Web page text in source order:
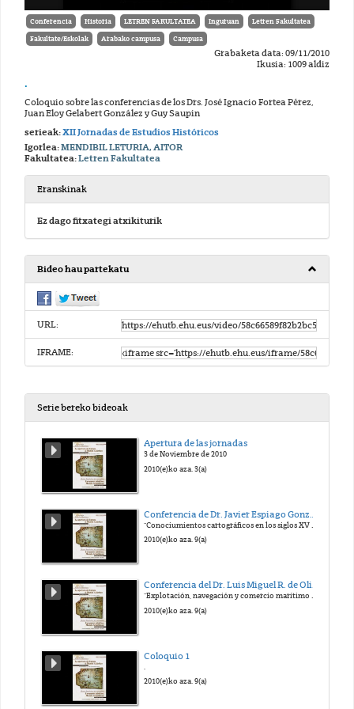
Conferencia Historia LETREN FAKULTATEA Inguruan Letren Fakultatea
Fakultate/Eskolak Arabako campusa Campusa
Grabaketa data: 09/11/2010
Ikusia: 1009 aldiz
.
Coloquio sobre las conferencias de los Drs. José Ignacio Fortea Pérez,
Juan Eloy Gelabert González y Guy Saupin
serieak:XII Jornadas de Estudios Históricos
Igorlea:MENDIBIL LETURIA, AITOR
Fakultatea:Letren Fakultatea
Eranskinak
Ez dago fitxategi atxikiturik
Bideo hau partekatu
URL:
IFRAME:
Serie bereko bideoak
Apertura de las jornadas
3 de Noviembre de 2010
2010(e)ko aza. 3(a)
"Conociumientos cartográficos en los siglos XV y XVI. Del Mediterráneo al Atlántico
2010(e)ko aza. 9(a)
Conferencia del Dr. Luis Miguel R. de Oliveira Duarte
"Explotación, navegación y comercio marítimo Portugués en torno al 1500"
2010(e)ko aza. 9(a)
Coloquio 1
2010(e)ko aza. 9(a)